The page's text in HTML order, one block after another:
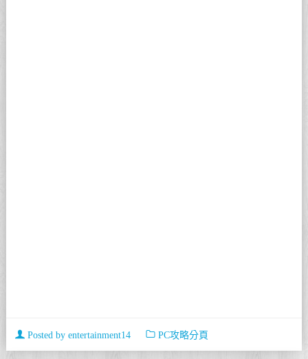
Posted by entertainment14 PC攻略分頁